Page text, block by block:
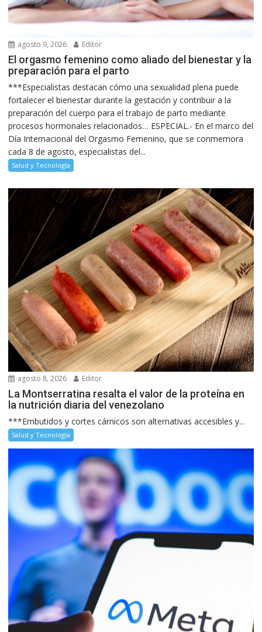
agosto 9, 2026 Editor
El orgasmo femenino como aliado del bienestar y la
preparación para el parto
***Especialistas destacan cómo una sexualidad plena puede
fortalecer el bienestar durante la gestación y contribuir a la
preparación del cuerpo para el trabajo de parto mediante
procesos hormonales relacionados… ESPECIAL.- En el marco del
Día Internacional del Orgasmo Femenino, que se conmemora
cada 8 de agosto, especialistas del...
Salud y Tecnología
agosto 8, 2026 Editor
La Montserratina resalta el valor de la proteína en
la nutrición diaria del venezolano
***Embutidos y cortes cárnicos son alternativas accesibles y...
Salud y Tecnología